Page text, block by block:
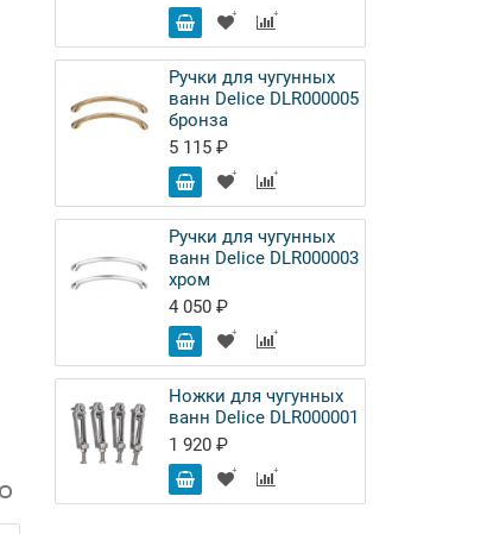
Ручки для чугунных
ванн Delice DLR000005
бронза
5 115 ₽
Ручки для чугунных
ванн Delice DLR000003
хром
4 050 ₽
Ножки для чугунных
ванн Delice DLR000001
1 920 ₽